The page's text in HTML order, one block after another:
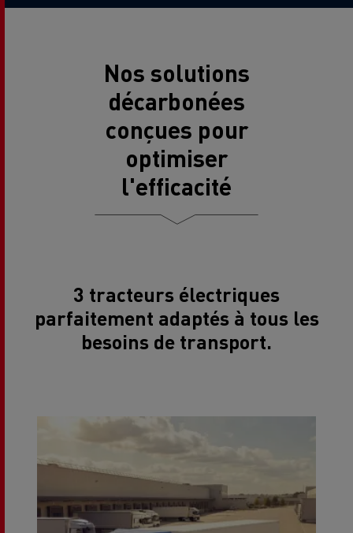
Nos solutions
décarbonées
conçues pour
optimiser
l'efficacité
3 tracteurs électriques
parfaitement adaptés à tous les
besoins de transport.